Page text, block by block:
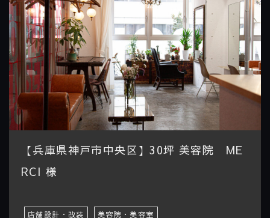
【兵庫県神戸市中央区】30坪 美容院 ME
RCI 様
店舗設計・改装 美容院・美容室